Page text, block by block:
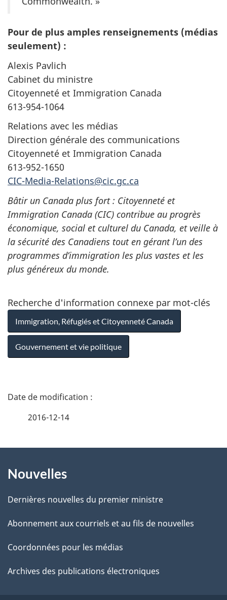
Pour de plus amples renseignements (médias
seulement) :
Alexis Pavlich
Cabinet du ministre
Citoyenneté et Immigration Canada
613-954-1064
Relations avec les médias
Direction générale des communications
Citoyenneté et Immigration Canada
613-952-1650
CIC-Media-Relations@cic.gc.ca
Bâtir un Canada plus fort : Citoyenneté et
Immigration Canada (CIC) contribue au progrès
économique, social et culturel du Canada, et veille à
la sécurité des Canadiens tout en gérant l’un des
programmes d’immigration les plus vastes et les
plus généreux du monde.
Recherche d'information connexe par mot-clés
Immigration, Réfugiés et Citoyenneté Canada
Gouvernement et vie politique
D
i
l
s
d
e
2016-12-14
propos
de
ce
site
Nouvelles
Dernières nouvelles du premier ministre
Abonnement aux courriels et au fils de nouvelles
Coordonnées pour les médias
Archives des publications électroniques